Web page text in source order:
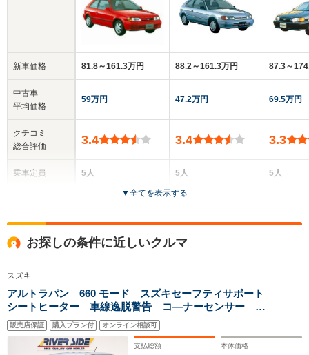
新車価格
中古車
平均価格
クチコミ
総合評価
乗車定員
サイズ
81.8～161.3万円
59万円
3.4
5人
1.37m～1.39m
全幅
1.66m
3.92m
88.2～161.3万円
47.2万円
3.4
5人
3ドア
全幅
1.66m
87.3～
69.5万円
3.3
5人
▼全てを表示する
お探しの条件に近しいクルマ
スズキ
アルトラパン 660 モード スズキセーフティサポート
シートヒーター 車線逸脱警告 コ―ナーセンサー メ
モリーナビ フルセグ 全方位カメラ Bluetooth接続
ドライブレコーダー ETC スマートキー
販売店保証 購入プラン付 オンライン相談可
支払総額 本体価格